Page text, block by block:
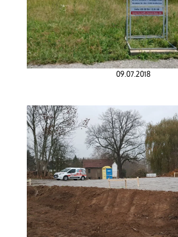
09.07.2018